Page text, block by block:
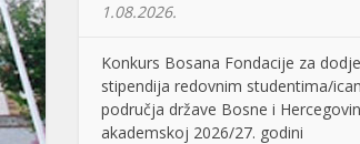
1.08.2026.
Konkurs Bosana Fondacije za
stipendija redovnim studentima/
područja države Bosne i
akademskoj 2026/27. godini